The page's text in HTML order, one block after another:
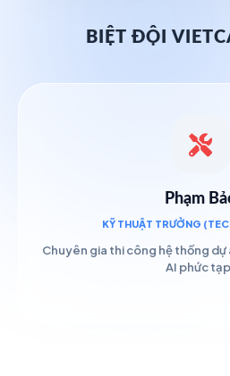
BIỆT ĐỘI
Phạm
KỸ THUẬT TRƯỞNG
Chuyên gia thi công hệ thống dự
AI phức